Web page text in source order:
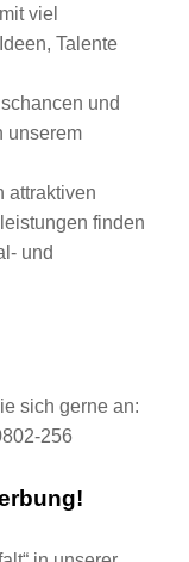
viel
Talente
und
unserem
attraktiven
finden
und
sich gerne an:
256